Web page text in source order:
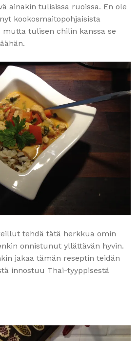
ainakin tulisissa ruoissa. En ole
kookosmaitopohjaisista
mutta tulisen chilin kanssa se
tehdä tätä herkkua omin
onnistunut yllättävän hyvin.
jakaa tämän reseptin teidän
innostuu Thai-tyyppisestä